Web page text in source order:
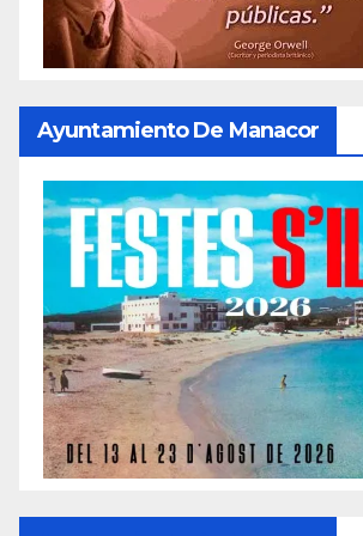
Ayuntamiento De Manacor